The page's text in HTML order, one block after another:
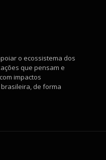
o ecossistema dos
que pensam e
impactos
de forma